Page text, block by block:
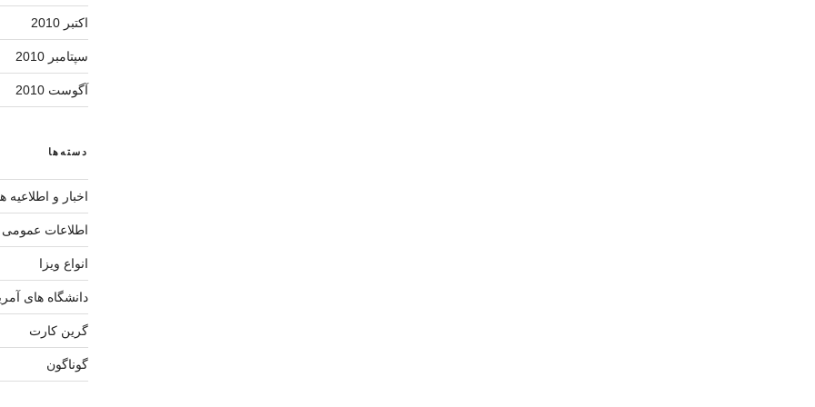
اکتبر 2010
سپتامبر 2010
آگوست 2010
دسته‌ها
اخبار و اطلاعیه
اطلاعات عمومی
انواع ویزا
دانشگاه های
گرین کارت
گوناگون